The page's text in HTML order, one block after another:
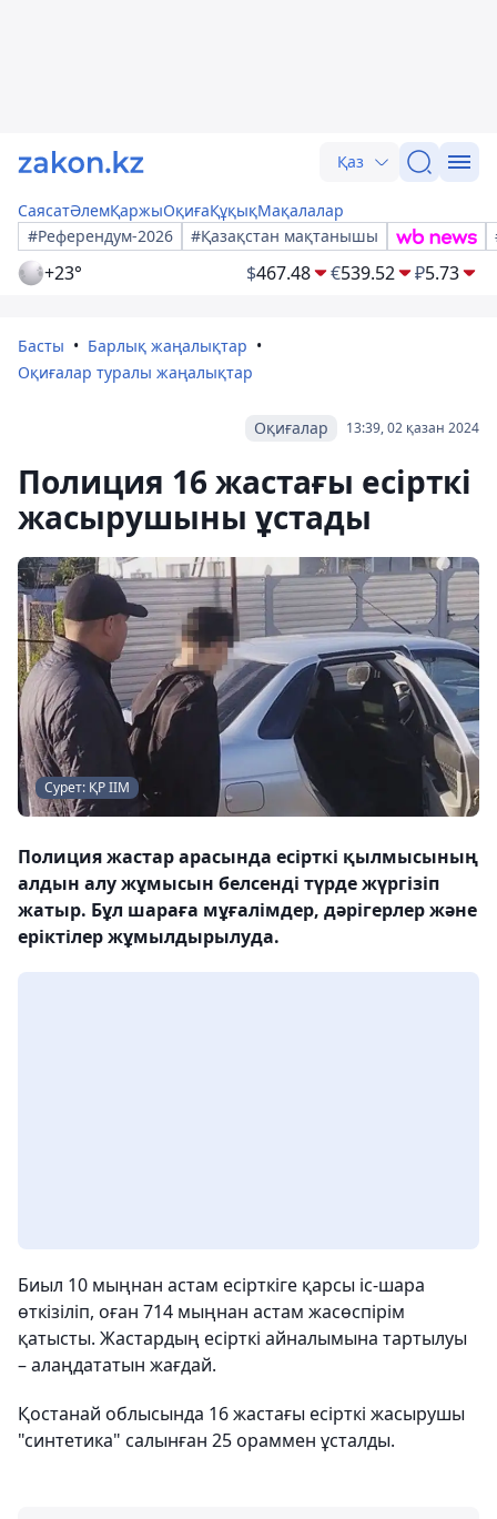
Қаз
СаясатӘлемҚаржыОқиғаҚұқықМақалалар
#Референдум-2026
#Қазақстан мақтанышы
+23° $467.48 €539.52 ₽5.73
Басты
Барлық жаңалықтар
Оқиғалар туралы жаңалықтар
13:39, 02 қазан 2024
Оқиғалар
Полиция 16 жастағы есірткі
жасырушыны ұстады
Сурет: ҚР ІІМ
Полиция жастар арасында есірткі қылмысының
алдын алу жұмысын белсенді түрде жүргізіп
жатыр. Бұл шараға мұғалімдер, дәрігерлер және
еріктілер жұмылдырылуда.
Биыл 10 мыңнан астам есірткіге қарсы іс-шара
өткізіліп, оған 714 мыңнан астам жасөспірім
қатысты. Жастардың есірткі айналымына тартылуы
– алаңдататын жағдай.
Қостанай облысында 16 жастағы есірткі жасырушы
"синтетика" салынған 25 ораммен ұсталды.